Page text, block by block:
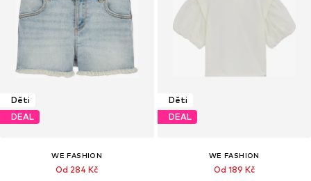
Děti
DEAL
WE FASHION
Od 284 Kč
Děti
DEAL
WE FASHION
Od 189 Kč